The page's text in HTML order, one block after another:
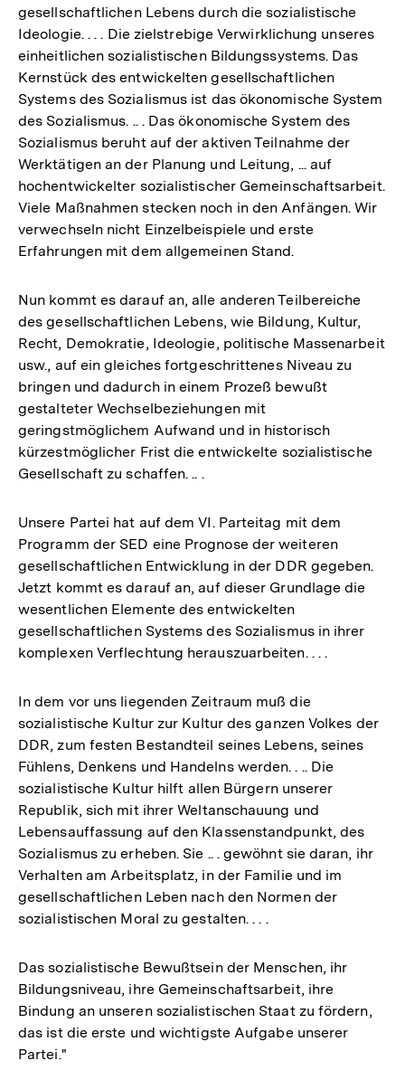
gesellschaftlichen Lebens durch die sozialistische
Ideologie. . . . Die zielstrebige Verwirklichung unseres
einheitlichen sozialistischen Bildungssystems. Das
Kernstück des entwickelten gesellschaftlichen
Systems des Sozialismus ist das ökonomische System
des Sozialismus. .. . Das ökonomische System des
Sozialismus beruht auf der aktiven Teilnahme der
Werktätigen an der Planung und Leitung, ... auf
hochentwickelter sozialistischer Gemeinschaftsarbeit.
Viele Maßnahmen stecken noch in den Anfängen. Wir
verwechseln nicht Einzelbeispiele und erste
Erfahrungen mit dem allgemeinen Stand.
Nun kommt es darauf an, alle anderen Teilbereiche
des gesellschaftlichen Lebens, wie Bildung, Kultur,
Recht, Demokratie, Ideologie, politische Massenarbeit
usw., auf ein gleiches fortgeschrittenes Niveau zu
bringen und dadurch in einem Prozeß bewußt
gestalteter Wechselbeziehungen mit
geringstmöglichem Aufwand und in historisch
kürzestmöglicher Frist die entwickelte sozialistische
Gesellschaft zu schaffen. .. .
Unsere Partei hat auf dem VI. Parteitag mit dem
Programm der SED eine Prognose der weiteren
gesellschaftlichen Entwicklung in der DDR gegeben.
Jetzt kommt es darauf an, auf dieser Grundlage die
wesentlichen Elemente des entwickelten
gesellschaftlichen Systems des Sozialismus in ihrer
komplexen Verflechtung herauszuarbeiten. . . .
In dem vor uns liegenden Zeitraum muß die
sozialistische Kultur zur Kultur des ganzen Volkes der
DDR, zum festen Bestandteil seines Lebens, seines
Fühlens, Denkens und Handelns werden. . .. Die
sozialistische Kultur hilft allen Bürgern unserer
Republik, sich mit ihrer Weltanschauung und
Lebensauffassung auf den Klassenstandpunkt, des
Sozialismus zu erheben. Sie .. . gewöhnt sie daran, ihr
Verhalten am Arbeitsplatz, in der Familie und im
gesellschaftlichen Leben nach den Normen der
sozialistischen Moral zu gestalten. . . .
Das sozialistische Bewußtsein der Menschen, ihr
Bildungsniveau, ihre Gemeinschaftsarbeit, ihre
Bindung an unseren sozialistischen Staat zu fördern,
das ist die erste und wichtigste Aufgabe unserer
Partei."